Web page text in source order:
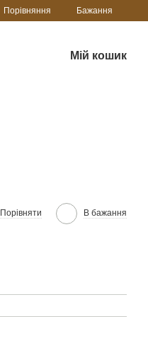
Порівняння Бажання
Мій кошик
Порівняти В бажання